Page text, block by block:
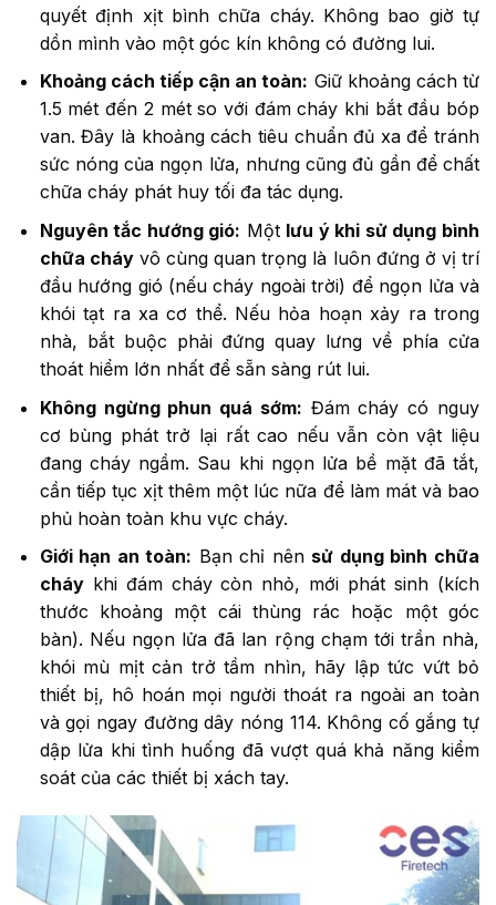
quyết định xịt bình chữa cháy. Không bao giờ tự
dồn mình vào một góc kín không có đường lui.
Khoảng cách tiếp cận an toàn: Giữ khoảng cách từ
1.5 mét đến 2 mét so với đám cháy khi bắt đầu bóp
van. Đây là khoảng cách tiêu chuẩn đủ xa để tránh
sức nóng của ngọn lửa, nhưng cũng đủ gần để chất
chữa cháy phát huy tối đa tác dụng.
Nguyên tắc hướng gió: Một lưu ý khi sử dụng bình
chữa cháyvô cùng quan trọng là luôn đứng ở vị trí
đầu hướng gió (nếu cháy ngoài trời) để ngọn lửa và
khói tạt ra xa cơ thể. Nếu hỏa hoạn xảy ra trong
nhà, bắt buộc phải đứng quay lưng về phía cửa
thoát hiểm lớn nhất để sẵn sàng rút lui.
Không ngừng phun quá sớm: Đám cháy có nguy
cơ bùng phát trở lại rất cao nếu vẫn còn vật liệu
đang cháy ngầm. Sau khi ngọn lửa bề mặt đã tắt,
cần tiếp tục xịt thêm một lúc nữa để làm mát và bao
phủ hoàn toàn khu vực cháy.
Giới hạn an toàn: Bạn chỉ nên sử dụng bình chữa
cháykhi đám cháy còn nhỏ, mới phát sinh (kích
thước khoảng một cái thùng rác hoặc một góc
bàn). Nếu ngọn lửa đã lan rộng chạm tới trần nhà,
khói mù mịt cản trở tầm nhìn, hãy lập tức vứt bỏ
thiết bị, hô hoán mọi người thoát ra ngoài an toàn
và gọi ngay đường dây nóng 114. Không cố gắng tự
dập lửa khi tình huống đã vượt quá khả năng kiểm
soát của các thiết bị xách tay.